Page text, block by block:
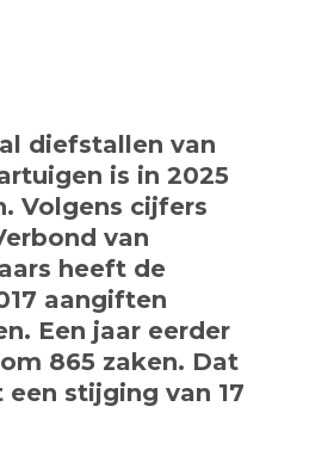
diefstallen van
is in 2025
Volgens cijfers
van
heeft de
aangiften
Een jaar eerder
865 zaken. Dat
stijging van 17